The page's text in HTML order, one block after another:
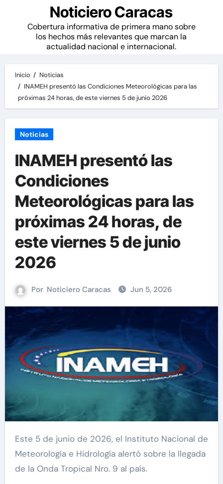
Noticiero Caracas
Cobertura informativa de primera mano sobre
los hechos más relevantes que marcan la
actualidad nacional e internacional.
Inicio
Noticias
INAMEH presentó las Condiciones Meteorológicas para las
próximas 24 horas, de este viernes 5 de junio 2026
Noticias
INAMEH presentó las
Condiciones
Meteorológicas para las
próximas 24 horas, de
este viernes 5 de junio
2026
Por Noticiero Caracas Jun 5, 2026
Este 5 de junio de 2026, el Instituto Nacional de
Meteorología e Hidrología alertó sobre la llegada
de la Onda Tropical Nro. 9 al país.